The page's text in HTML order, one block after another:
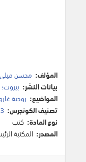
المؤلف: محسن ميلي
بيانات النشر:
المواضيع: روجية
تصنيف الكونجرس:
نوع المادة: كتب
المصدر: المكتبة